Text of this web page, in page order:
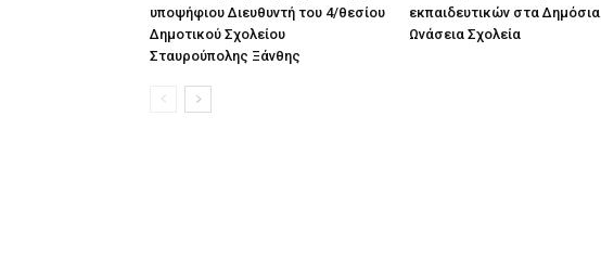
υποψήφιου Διευθυντή του 4/θεσίου
Δημοτικού Σχολείου
Σταυρούπολης Ξάνθης
εκπαιδευτικών στα Δημόσια
Ωνάσεια Σχολεία